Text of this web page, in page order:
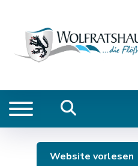
Website vorlesen